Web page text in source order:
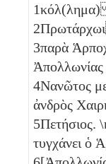
1
2
3παρὰ
4Νανῶτος
ἀνδρὸς
5Πετήσιος.
τυγχάνει ὁ